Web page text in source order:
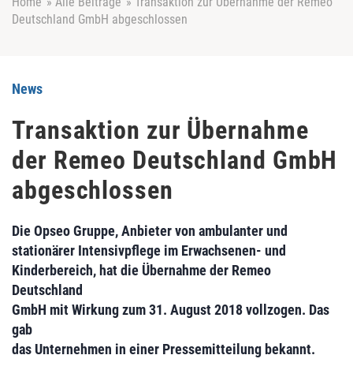
Deutschland GmbH abgeschlossen
News
Transaktion zur Übernahme
der Remeo Deutschland GmbH
abgeschlossen
Die Opseo Gruppe, Anbieter von ambulanter und
stationärer Intensivpflege im Erwachsenen- und
Kinderbereich, hat die Übernahme der Remeo
Deutschland
GmbH mit Wirkung zum 31. August 2018 vollzogen. Das
gab
das Unternehmen in einer Pressemitteilung bekannt.